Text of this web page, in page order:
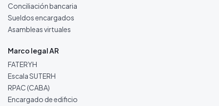
Conciliación bancaria
Sueldos encargados
Asambleas virtuales
Marco legal AR
FATERYH
Escala SUTERH
RPAC (CABA)
Encargado de edificio